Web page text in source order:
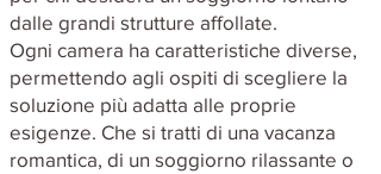
dalle grandi strutture affollate.
Ogni camera ha caratteristiche diverse,
permettendo agli ospiti di scegliere la
soluzione più adatta alle proprie
esigenze. Che si tratti di una vacanza
romantica, di un soggiorno rilassante o